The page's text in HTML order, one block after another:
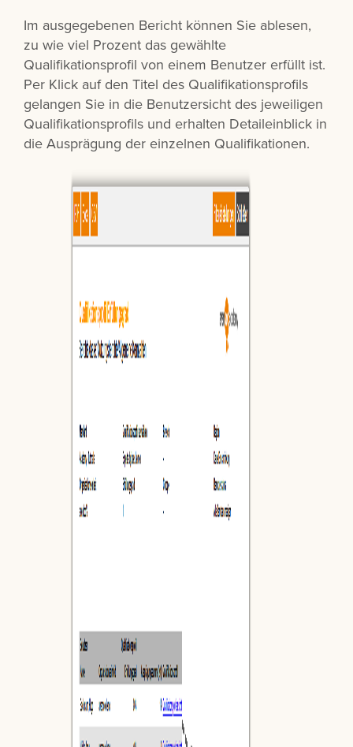
Im ausgegebenen Bericht können Sie ablesen,
zu wie viel Prozent das gewählte
Qualifikationsprofil von einem Benutzer erfüllt ist.
Per Klick auf den Titel des Qualifikationsprofils
gelangen Sie in die Benutzersicht des jeweiligen
Qualifikationsprofils und erhalten Detaileinblick in
die Ausprägung der einzelnen Qualifikationen.